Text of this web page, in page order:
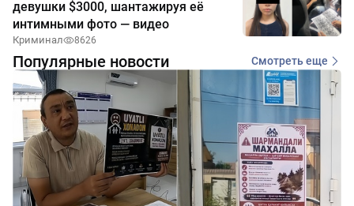
девушки $3000, шантажируя её
интимными фото — видео
Криминал 8626
Популярные новости Смотреть еще